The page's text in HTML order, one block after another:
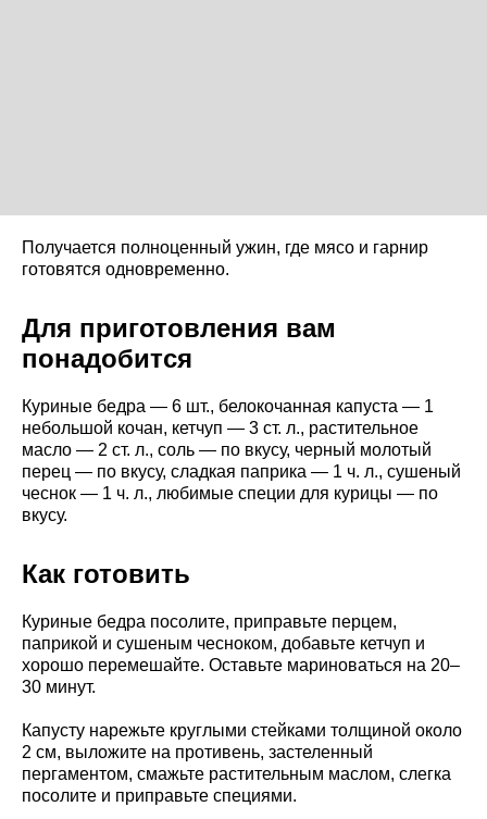
Получается полноценный ужин, где мясо и гарнир
готовятся одновременно.
Для приготовления вам
понадобится
Куриные бедра — 6 шт., белокочанная капуста — 1
небольшой кочан, кетчуп — 3 ст. л., растительное
масло — 2 ст. л., соль — по вкусу, черный молотый
перец — по вкусу, сладкая паприка — 1 ч. л., сушеный
чеснок — 1 ч. л., любимые специи для курицы — по
вкусу.
Как готовить
Куриные бедра посолите, приправьте перцем,
паприкой и сушеным чесноком, добавьте кетчуп и
хорошо перемешайте. Оставьте мариноваться на 20–
30 минут.
Капусту нарежьте круглыми стейками толщиной около
2 см, выложите на противень, застеленный
пергаментом, смажьте растительным маслом, слегка
посолите и приправьте специями.